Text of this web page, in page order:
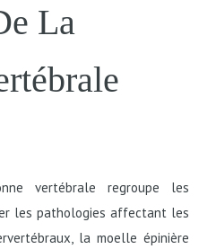
La
vertébrale regroupe les
les pathologies affectant les
la moelle épinière